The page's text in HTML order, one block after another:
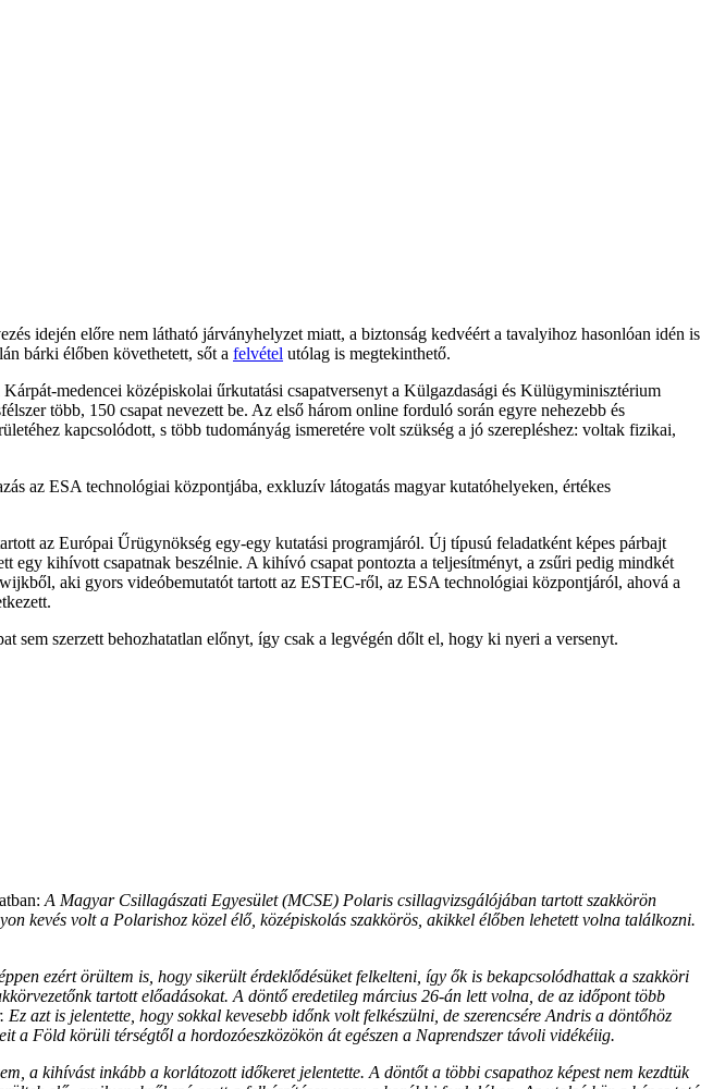
idején előre nem látható járványhelyzet miatt, a biztonság kedvéért a tavalyihoz hasonlóan idén is
bárki élőben követhetett, sőt a felvétel utólag is megtekinthető.
medencei középiskolai űrkutatási csapatversenyt a Külgazdasági és Külügyminisztérium
több, 150 csapat nevezett be. Az első három online forduló során egyre nehezebb és
kapcsolódott, s több tudományág ismeretére volt szükség a jó szerepléshez: voltak fizikai,
az ESA technológiai központjába, exkluzív látogatás magyar kutatóhelyeken, értékes
az Európai Űrügynökség egy-egy kutatási programjáról. Új típusú feladatként képes párbajt
kihívott csapatnak beszélnie. A kihívó csapat pontozta a teljesítményt, a zsűri pedig mindkét
aki gyors videóbemutatót tartott az ESTEC-ről, az ESA technológiai központjáról, ahová a
szerzett behozhatatlan előnyt, így csak a legvégén dőlt el, hogy ki nyeri a versenyt.
A Magyar Csillagászati Egyesület (MCSE) Polaris csillagvizsgálójában tartott szakkörön
kevés volt a Polarishoz közel élő, középiskolás szakkörös, akikkel élőben lehetett volna találkozni.
ezért örültem is, hogy sikerült érdeklődésüket felkelteni, így ők is bekapcsolódhattak a szakköri
tartott előadásokat. A döntő eredetileg március 26-án lett volna, de az időpont több
azt is jelentette, hogy sokkal kevesebb időnk volt felkészülni, de szerencsére Andris a döntőhöz
a Föld körüli térségtől a hordozóeszközökön át egészen a Naprendszer távoli vidékéiig.
a kihívást inkább a korlátozott időkeret jelentette. A döntőt a többi csapathoz képest nem kezdtük